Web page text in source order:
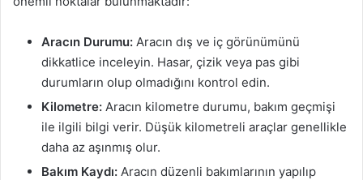
Aracın Durumu: Aracın dış ve iç görünümünü
dikkatlice inceleyin. Hasar, çizik veya pas gibi
durumların olup olmadığını kontrol edin.
Kilometre: Aracın kilometre durumu, bakım geçmişi
ile ilgili bilgi verir. Düşük kilometreli araçlar genellikle
daha az aşınmış olur.
Bakım Kaydı: Aracın düzenli bakımlarının yapılıp